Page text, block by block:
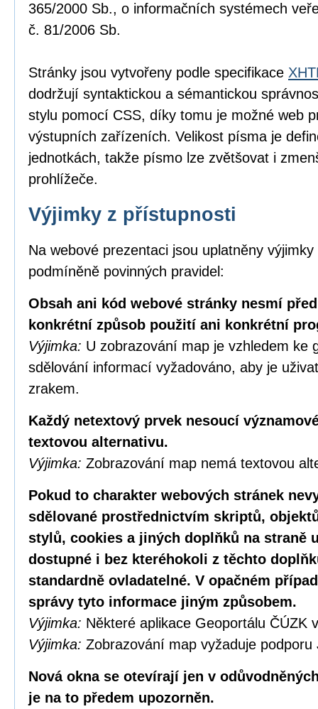
365/2000 Sb., o informačních systémech
č. 81/2006 Sb.
Stránky jsou vytvořeny podle specifikace
dodržují syntaktickou a sémantickou
stylu pomocí CSS, díky tomu je možné web
výstupních zařízeních. Velikost písma je
jednotkách, takže písmo lze zvětšovat i
prohlížeče.
Výjimky z přístupnosti
Na webové prezentaci jsou uplatněny
podmíněně povinných pravidel:
Obsah ani kód webové stránky nesmí
konkrétní způsob použití ani konkrétní
Výjimka: U zobrazování map je vzhledem ke
sdělování informací vyžadováno, aby je
zrakem.
Každý netextový prvek nesoucí
textovou alternativu.
Výjimka: Zobrazování map nemá textovou
Pokud to charakter webových stránek
sdělované prostřednictvím skriptů,
stylů, cookies a jiných doplňků na straně
dostupné i bez kteréhokoli z těchto
standardně ovladatelné. V opačném
správy tyto informace jiným způsobem.
Výjimka: Některé aplikace Geoportálu ČÚZK
Výjimka: Zobrazování map vyžaduje podporu
Nová okna se otevírají jen v
je na to předem upozorněn.